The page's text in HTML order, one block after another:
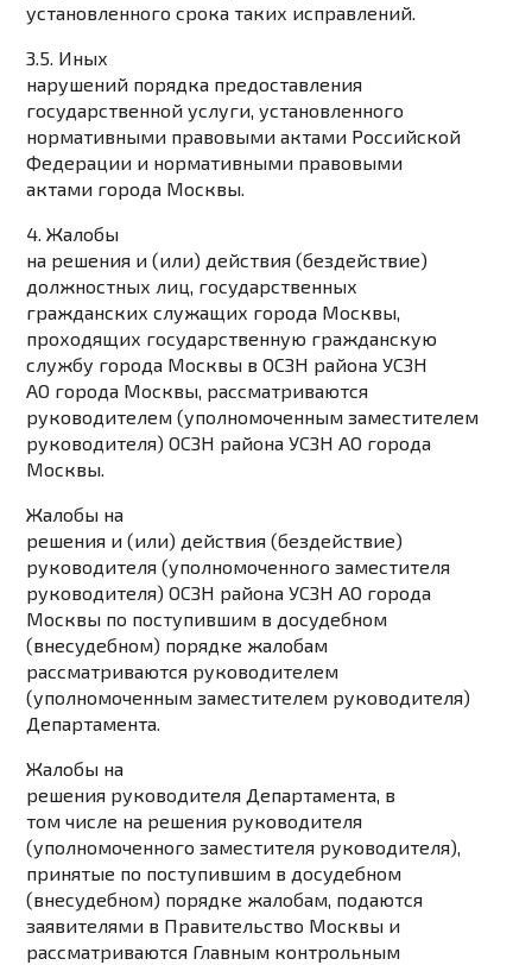
установленного срока таких исправлений.
3.5. Иных
нарушений порядка предоставления
государственной услуги, установленного
нормативными правовыми актами Российской
Федерации и нормативными правовыми
актами города Москвы.
4. Жалобы
на решения и (или) действия (бездействие)
должностных лиц, государственных
гражданских служащих города Москвы,
проходящих государственную гражданскую
службу города Москвы в ОСЗН района УСЗН
АО города Москвы, рассматриваются
руководителем (уполномоченным заместителем
руководителя) ОСЗН района УСЗН АО города
Москвы.
Жалобы на
решения и (или) действия (бездействие)
руководителя (уполномоченного заместителя
руководителя) ОСЗН района УСЗН АО города
Москвы по поступившим в досудебном
(внесудебном) порядке жалобам
рассматриваются руководителем
(уполномоченным заместителем руководителя)
Департамента.
Жалобы на
решения руководителя Департамента, в
том числе на решения руководителя
(уполномоченного заместителя руководителя),
принятые по поступившим в досудебном
(внесудебном) порядке жалобам, подаются
заявителями в Правительство Москвы и
рассматриваются Главным контрольным